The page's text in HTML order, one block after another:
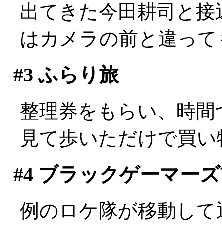
出てきた今田耕司と
はカメラの前と違っ
#3 ふらり旅
整理券をもらい、時
見て歩いただけで買
#4ブラックゲーマー
例のロケ隊が移動して